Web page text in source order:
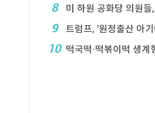
8 미 하원 공화당 의원들, '가
9 트럼프, '원정출산 아기에
10 떡국떡·떡볶이떡 생계형 적합